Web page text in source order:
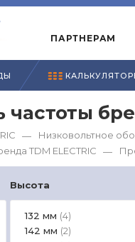
ПАРТНЕРАМ
— Низковольтное
TDM ЕLECTRIC
—
Высота
132 мм (4)
142 мм (2)